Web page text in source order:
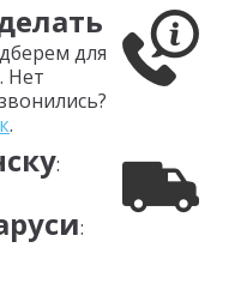
для
Нет
.
:
: